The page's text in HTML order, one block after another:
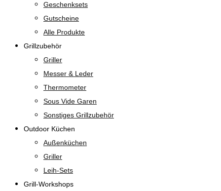
Geschenksets
Gutscheine
Alle Produkte
Grillzubehör
Griller
Messer & Leder
Thermometer
Sous Vide Garen
Sonstiges Grillzubehör
Outdoor Küchen
Außenküchen
Griller
Leih-Sets
Grill-Workshops